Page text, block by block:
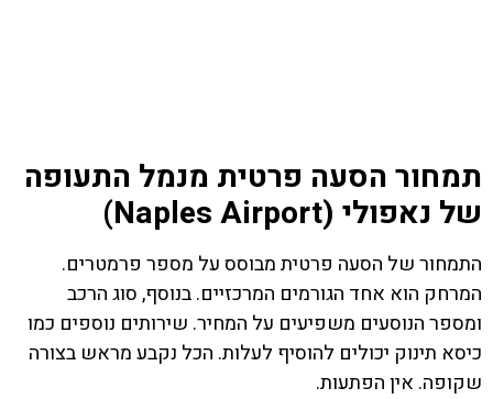
תמחור הסעה פרטית מנמל התעופה
של נאפולי (Naples Airport)
התמחור של הסעה פרטית מבוסס על מספר פרמטרים.
המרחק הוא אחד הגורמים המרכזיים. בנוסף, סוג הרכב
ומספר הנוסעים משפיעים על המחיר. שירותים נוספים כמו
כיסא תינוק יכולים להוסיף לעלות. הכל נקבע מראש בצורה
שקופה. אין הפתעות.